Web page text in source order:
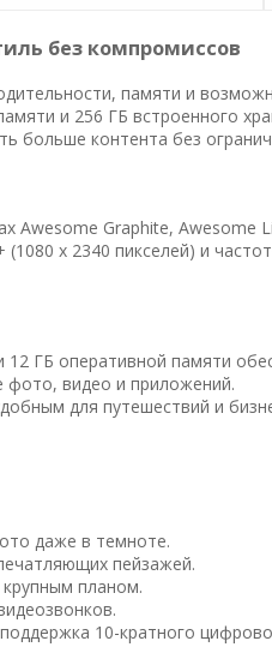
без компромиссов
памяти и
и 256 ГБ встроенного
больше контента без
Awesome Graphite, Awesome
(1080 x 2340 пикселей) и
ГБ оперативной памяти
фото, видео и приложений.
для путешествий и
даже в темноте.
пейзажей.
планом.
10-кратного